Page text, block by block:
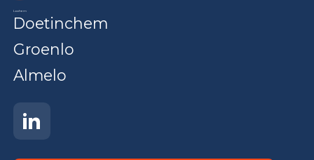
Lochem
Doetinchem
Groenlo
Almelo